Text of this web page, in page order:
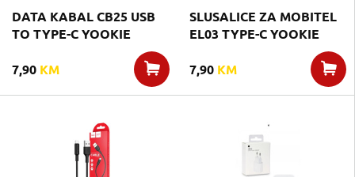
DATA KABAL CB25 USB
TO TYPE-C YOOKIE
7,90 KM
SLUSALICE ZA MOBITEL
EL03 TYPE-C YOOKIE
7,90 KM